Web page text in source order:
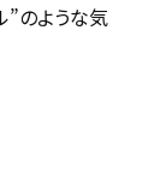
”のような気